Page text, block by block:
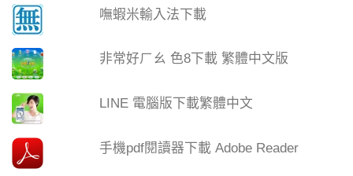
嘸蝦米輸入法下載
非常好ㄏㄠ 色8下載 繁體中文版
LINE 電腦版下載繁體中文
手機pdf閱讀器下載 Adobe Reader